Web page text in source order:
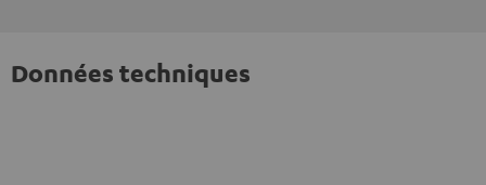
Données techniques